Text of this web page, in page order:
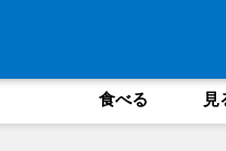
食べる 見